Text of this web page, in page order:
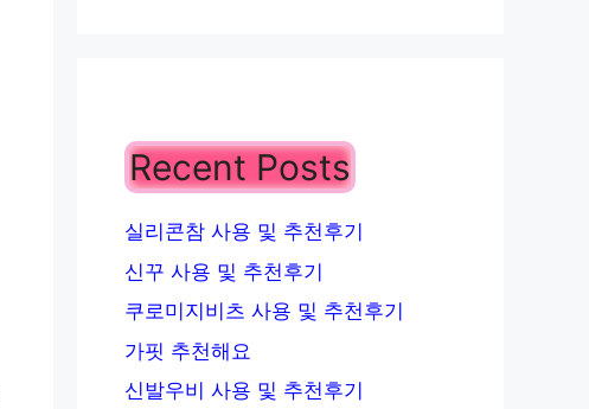
Recent Posts
실리콘참 사용 및 추천후기
신꾸 사용 및 추천후기
쿠로미지비츠 사용 및 추천후기
가핏 추천해요
신발우비 사용 및 추천후기